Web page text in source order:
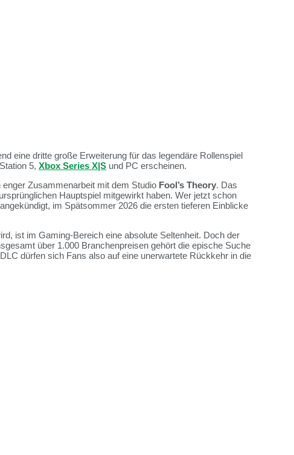
eine dritte große Erweiterung für das legendäre Rollenspiel
5, Xbox Series X|S und PC erscheinen.
Zusammenarbeit mit dem Studio Fool’s Theory. Das
Hauptspiel mitgewirkt haben. Wer jetzt schon
im Spätsommer 2026 die ersten tieferen Einblicke
ist im Gaming-Bereich eine absolute Seltenheit. Doch der
über 1.000 Branchenpreisen gehört die epische Suche
dürfen sich Fans also auf eine unerwartete Rückkehr in die